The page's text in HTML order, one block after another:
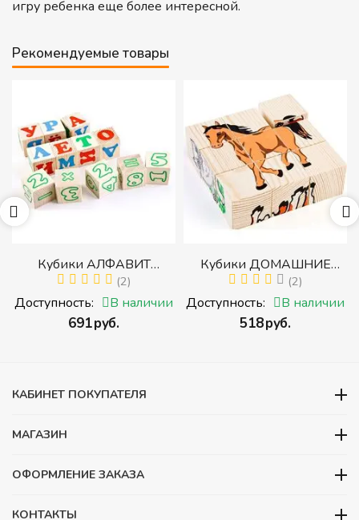
игру ребенка еще более интересной.
Рекомендуемые товары
Кубики АЛФАВИТ
РУССКИЙ С ЦИФРАМИ
(Томик) (Набор кубиков с
буквами, цифрами,
математическими знаками
(2)
Доступность: В наличии
‍691‍руб.
Кубики ДОМАШНИЕ
ЖИВОТНЫЕ (Томик)
(Набор кубиков
разрезных (складных))
(2)
Доступность: В наличии
‍518‍руб.
КАБИНЕТ ПОКУПАТЕЛЯ
МАГАЗИН
ОФОРМЛЕНИЕ ЗАКАЗА
КОНТАКТЫ